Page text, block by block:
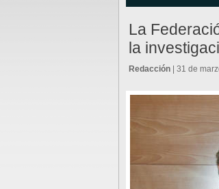
La
la
Redacción | 31 de